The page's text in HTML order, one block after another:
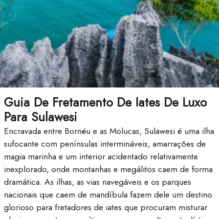
Guia De Fretamento De Iates De Luxo
Para Sulawesi
Encravada entre Bornéu e as Molucas, Sulawesi é uma ilha
sufocante com penínsulas intermináveis, amarrações de
magia marinha e um interior acidentado relativamente
inexplorado, onde montanhas e megálitos caem de forma
dramática. As ilhas, as vias navegáveis e os parques
nacionais que caem de mandíbula fazem dele um destino
glorioso para fretadores de iates que procuram misturar